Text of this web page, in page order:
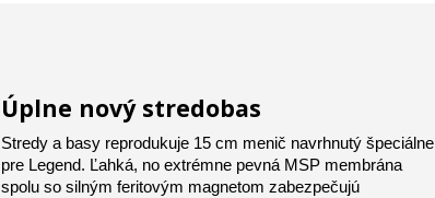
Úplne nový stredobas
Stredy a basy reprodukuje 15 cm menič navrhnutý špeciálne
pre Legend. Ľahká, no extrémne pevná MSP membrána
spolu so silným feritovým magnetom zabezpečujú